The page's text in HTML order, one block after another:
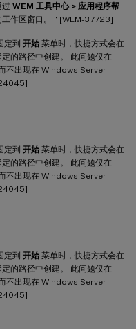
WEM 工具中心 > 应用程序帮
作区窗口。 “ [WEM-37723]
定到 开始 菜单时，快捷方式会在
的路径中创建。 此问题仅在
不出现在 Windows Server
定到 开始 菜单时，快捷方式会在
的路径中创建。 此问题仅在
不出现在 Windows Server
定到 开始 菜单时，快捷方式会在
的路径中创建。 此问题仅在
不出现在 Windows Server